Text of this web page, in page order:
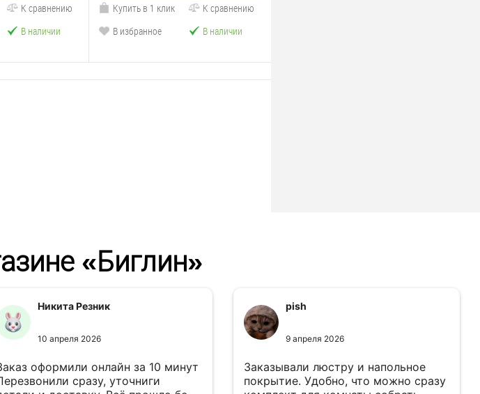
К сравнению
В наличии
Купить в 1 клик
К сравнению
В избранное
В наличии
«Биглин»
Никита Резник
10 апреля 2026
оформили онлайн за 10 минут
сразу, уточниги
pish
9 апреля 2026
Заказывали люстру и напольное
покрытие. Удобно, что можно сразу